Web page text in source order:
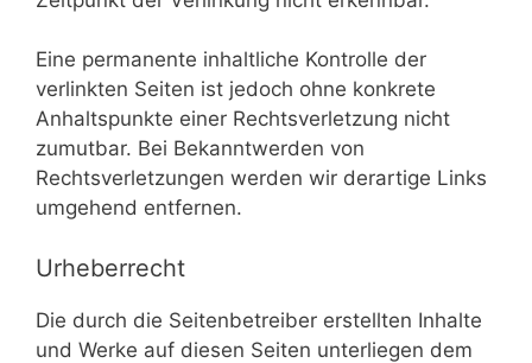
Eine permanente inhaltliche Kontrolle der
verlinkten Seiten ist jedoch ohne konkrete
Anhaltspunkte einer Rechtsverletzung nicht
zumutbar. Bei Bekanntwerden von
Rechtsverletzungen werden wir derartige Links
umgehend entfernen.
Urheberrecht
Die durch die Seitenbetreiber erstellten Inhalte
und Werke auf diesen Seiten unterliegen dem